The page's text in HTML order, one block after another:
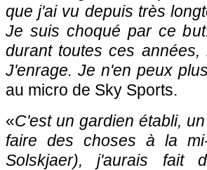
que j'ai vu depuis très
Je suis choqué par ce
durant toutes ces
J'enrage. Je n'en peux
au micro de Sky Sports.
«C'est un gardien établi,
faire des choses à la
Solskjaer), j'aurais fait